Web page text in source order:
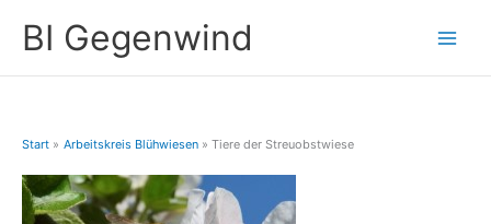
InhaltBI Gegenwind
Start Arbeitskreis Blühwiesen Tiere der Streuobstwiese
c